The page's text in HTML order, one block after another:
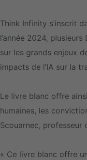
Think Infinity s’inscrit
l’année 2024,
sur les grands enjeux
impacts de l’IA sur la
Le livre blanc offre
humaines, les
Scouarnec, professeur
« Ce livre blanc offre